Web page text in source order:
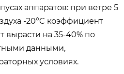
аппаратов: при ветре 5
-20°C коэффициент
вырасти на 35-40% по
данными,
условиях.